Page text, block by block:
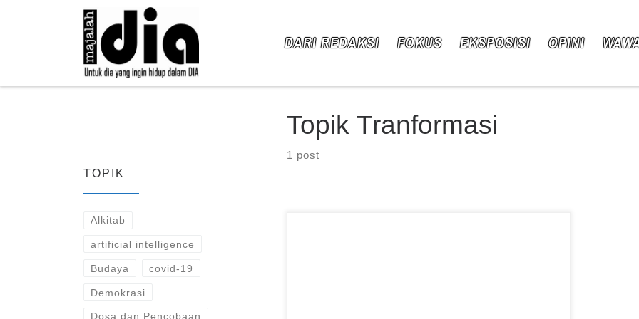
Skip to content
DARI REDAKSI FOKUS EKSPOSISI OPINI
Topik Tranformasi
1 post
TOPIK
Alkitab
artificial intelligence
Budaya covid-19
Demokrasi
Dosa dan Pencobaan